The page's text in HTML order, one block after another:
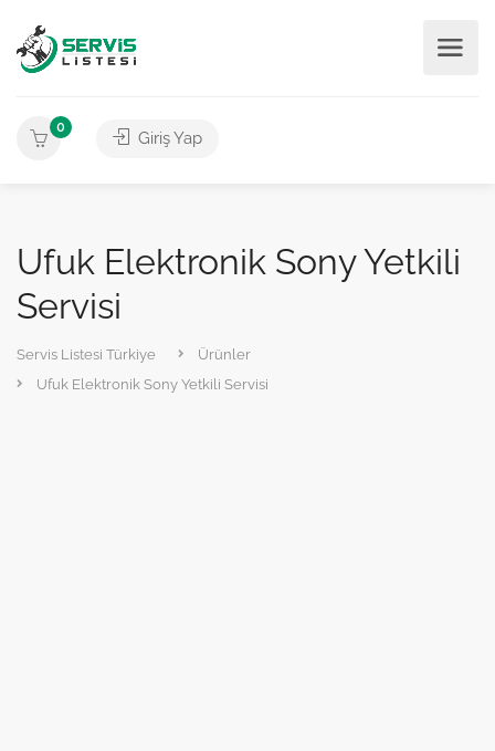
0
Giriş Yap
Ufuk Elektronik Sony Yetkili
Servisi
Servis Listesi Türkiye
Ürünler
Ufuk Elektronik Sony Yetkili Servisi